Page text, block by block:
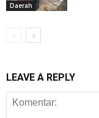
Daerah
LEAVE A REPLY